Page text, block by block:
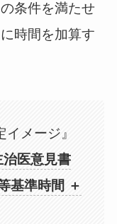
条件を満たせ
時間を加算す
イメージ』
医意見書
基準時間 ＋